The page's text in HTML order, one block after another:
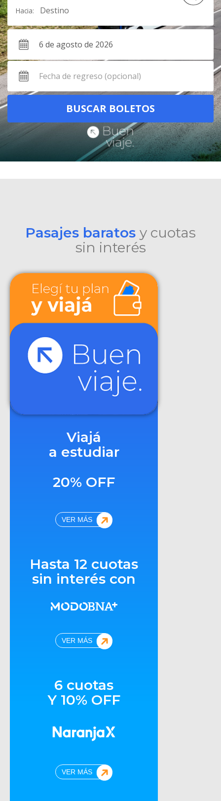
Pasajes baratos y cuotas
sin interés
Viajá
a estudiar
20% OFF
VER MÁS
Hasta 12 cuotas
sin interés con
VER MÁS
6 cuotas
Y 10% OFF
VER MÁS